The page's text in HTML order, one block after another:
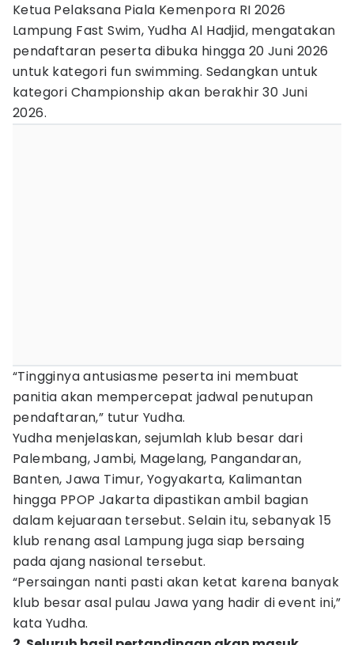
Ketua Pelaksana Piala Kemenpora RI 2026
Lampung Fast Swim, Yudha Al Hadjid, mengatakan
pendaftaran peserta dibuka hingga 20 Juni 2026
untuk kategori fun swimming. Sedangkan untuk
kategori Championship akan berakhir 30 Juni
2026.
“Tingginya antusiasme peserta ini membuat
panitia akan mempercepat jadwal penutupan
pendaftaran,” tutur Yudha.
Yudha menjelaskan, sejumlah klub besar dari
Palembang, Jambi, Magelang, Pangandaran,
Banten, Jawa Timur, Yogyakarta, Kalimantan
hingga PPOP Jakarta dipastikan ambil bagian
dalam kejuaraan tersebut. Selain itu, sebanyak 15
klub renang asal Lampung juga siap bersaing
pada ajang nasional tersebut.
“Persaingan nanti pasti akan ketat karena banyak
klub besar asal pulau Jawa yang hadir di event ini,”
kata Yudha.